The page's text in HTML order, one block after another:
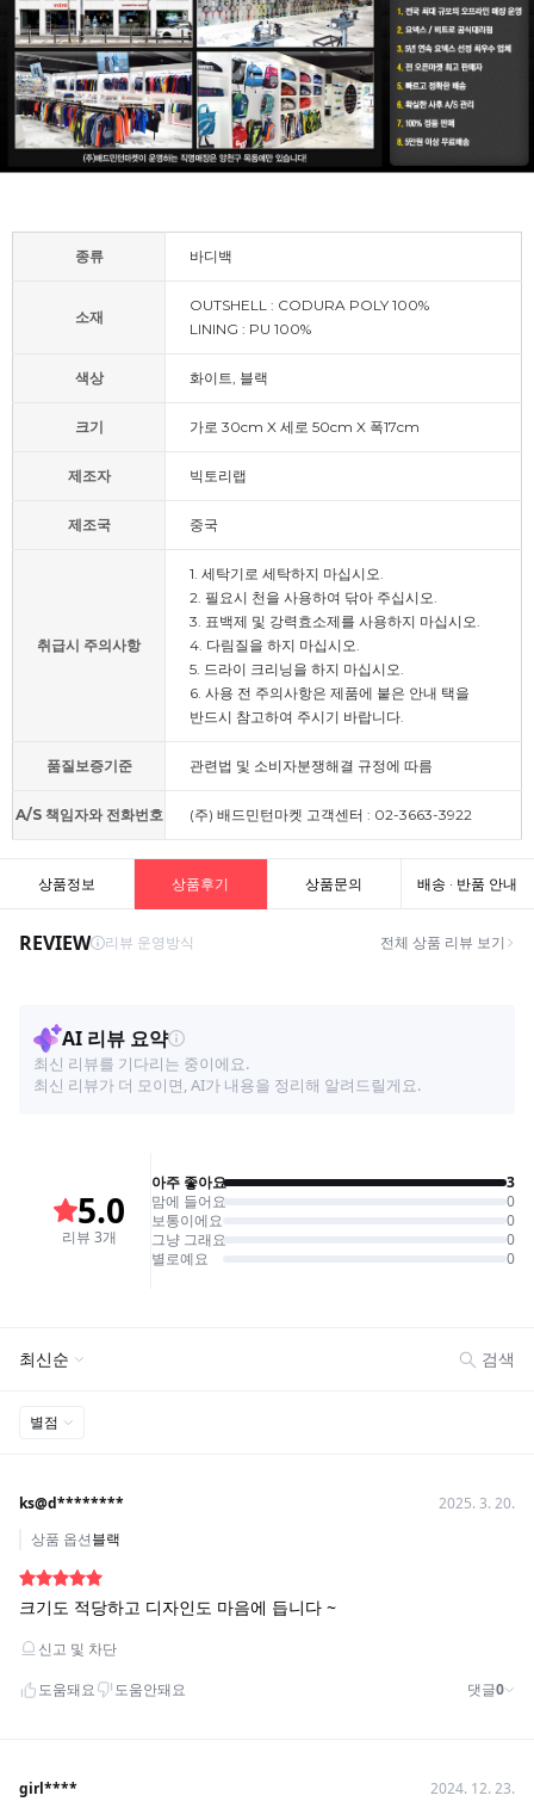
종류 바디백
소재
OUTSHELL : CODURA POLY 100%
LINING : PU 100%
색상 화이트, 블랙
크기 가로 30cm X 세로 50cm X 폭17cm
제조자 빅토리랩
제조국 중국
취급시 주의사항
1. 세탁기로 세탁하지 마십시오.
2. 필요시 천을 사용하여 닦아 주십시오.
3. 표백제 및 강력효소제를 사용하지 마십시오.
4. 다림질을 하지 마십시오.
5. 드라이 크리닝을 하지 마십시오.
6. 사용 전 주의사항은 제품에 붙은 안내 택을
반드시 참고하여 주시기 바랍니다.
품질보증기준 관련법 및 소비자분쟁해결 규정에 따름
A/S 책임자와 전화번호 (주) 배드민턴마켓 고객센터 : 02-3663-3922
상품정보 상품후기 상품문의 배송 · 반품 안내